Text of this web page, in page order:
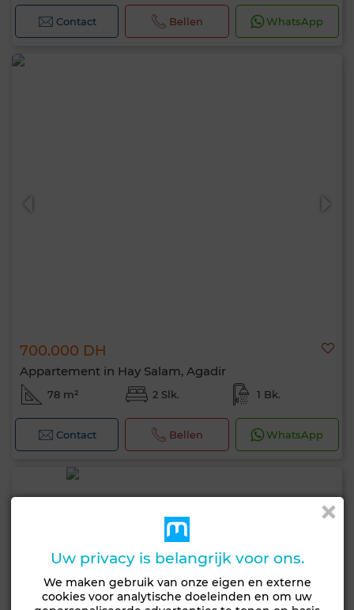
Contact Bellen WhatsApp
700.000 DH
Appartement in Hay Salam, Agadir
78 m² 2 Slk. 1 Bk.
Contact Bellen WhatsApp
Uw privacy is belangrijk voor ons.
We maken gebruik van onze eigen en externe
cookies voor analytische doeleinden en om uw